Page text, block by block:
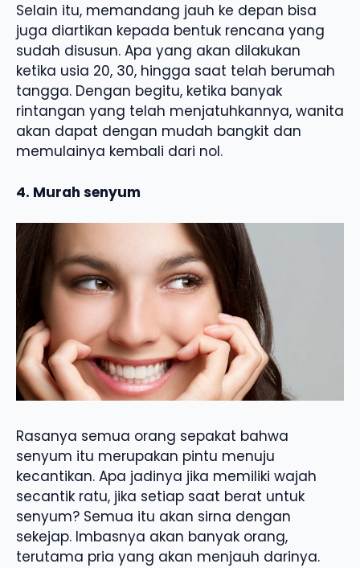
Selain itu, memandang jauh ke depan bisa
juga diartikan kepada bentuk rencana yang
sudah disusun. Apa yang akan dilakukan
ketika usia 20, 30, hingga saat telah berumah
tangga. Dengan begitu, ketika banyak
rintangan yang telah menjatuhkannya, wanita
akan dapat dengan mudah bangkit dan
memulainya kembali dari nol.
4. Murah senyum
Rasanya semua orang sepakat bahwa
senyum itu merupakan pintu menuju
kecantikan. Apa jadinya jika memiliki wajah
secantik ratu, jika setiap saat berat untuk
senyum? Semua itu akan sirna dengan
sekejap. Imbasnya akan banyak orang,
terutama pria yang akan menjauh darinya.